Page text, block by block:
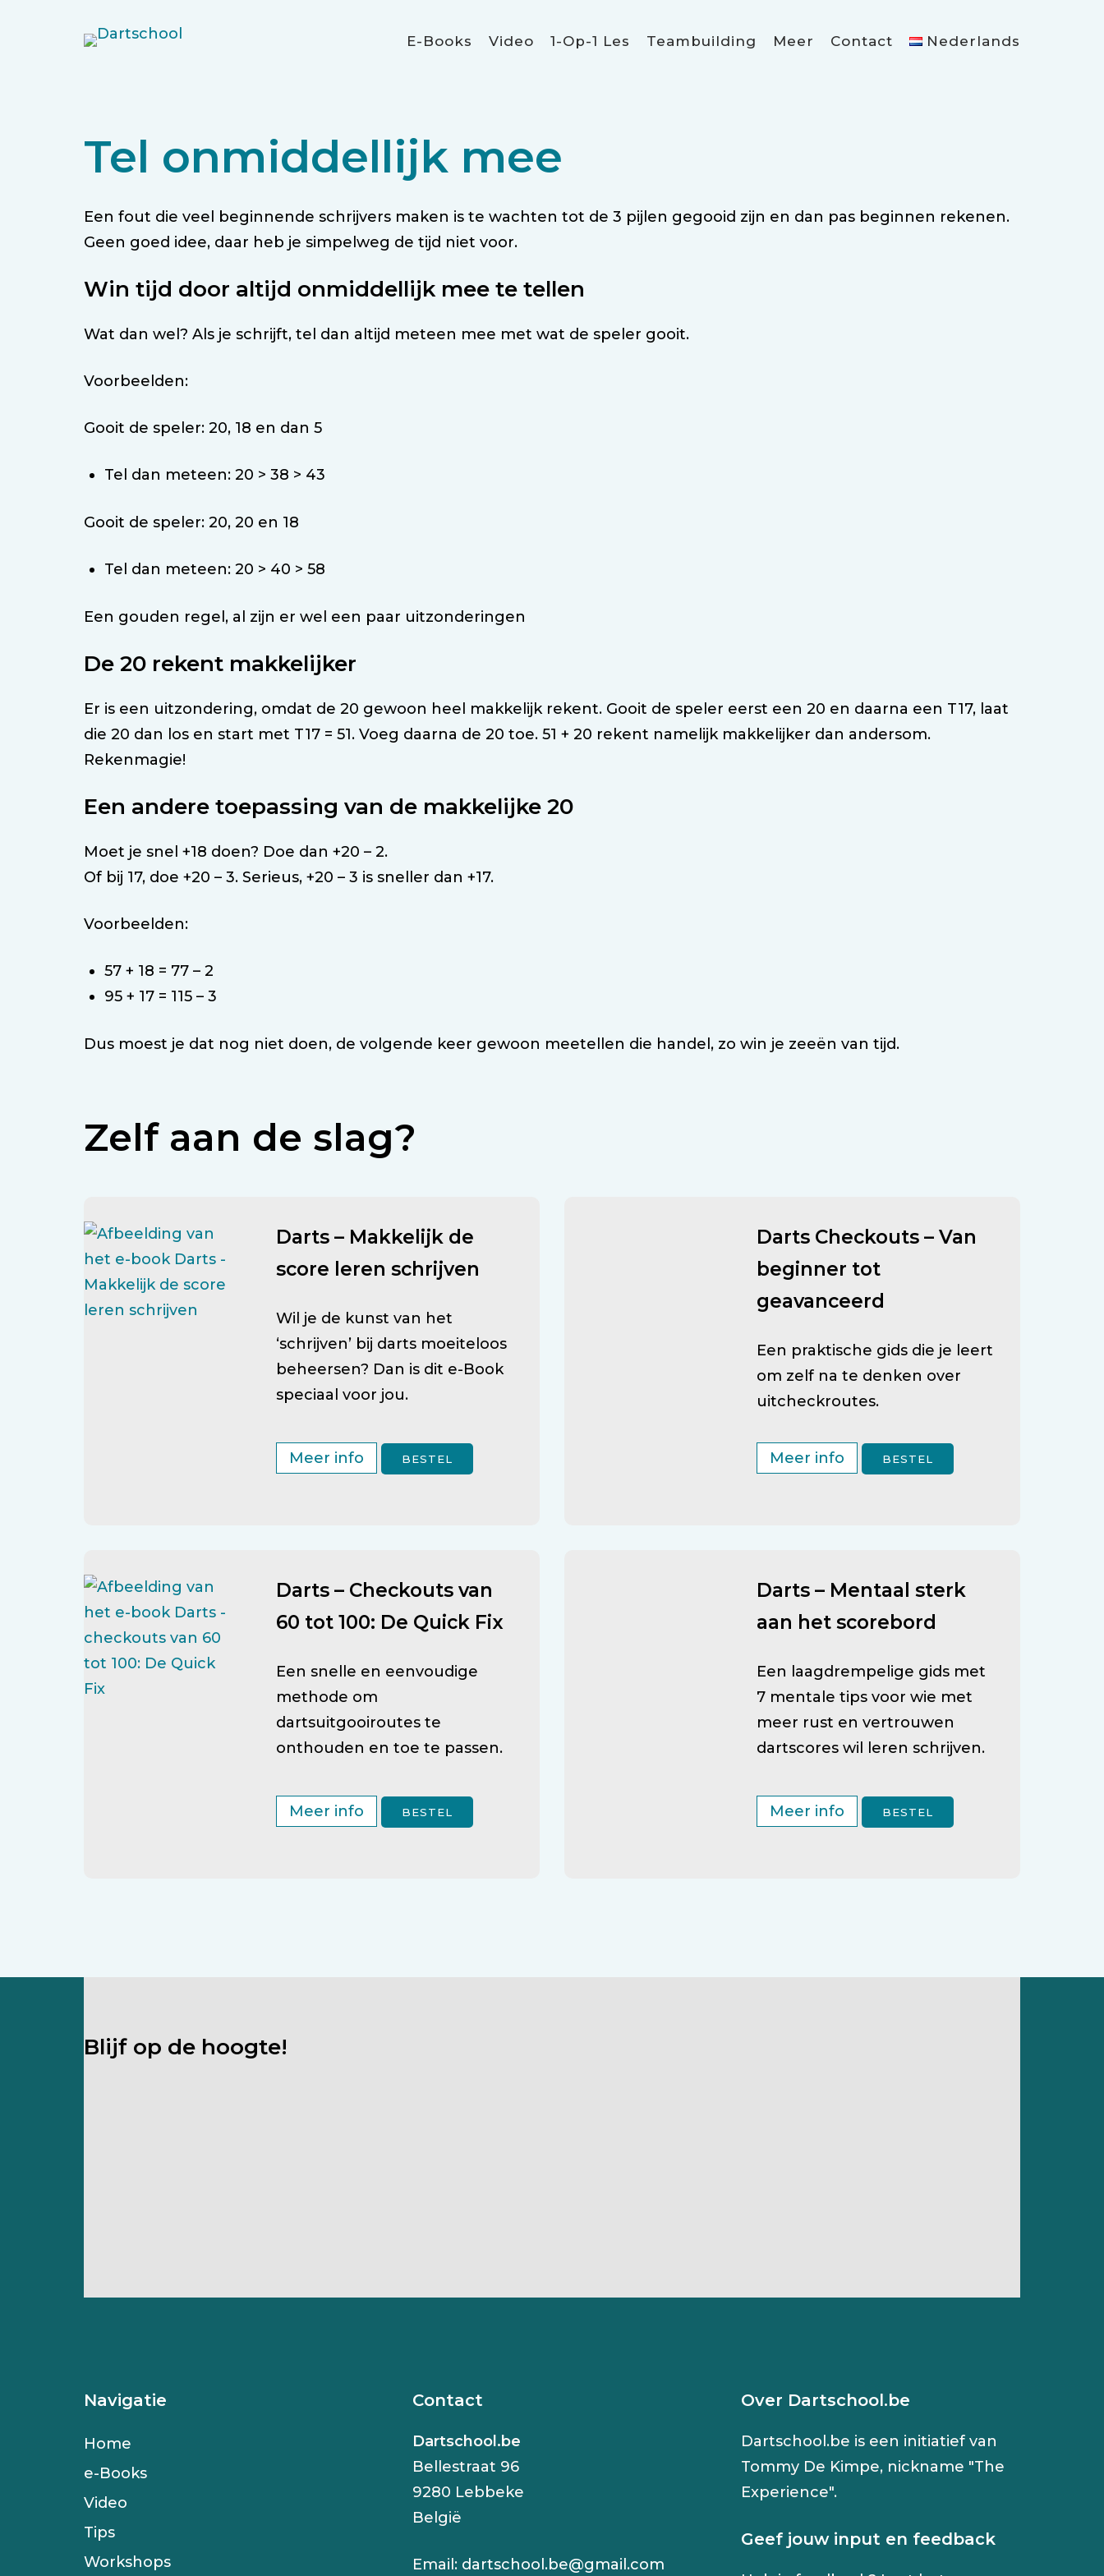
E-Books Video 1-Op-1 Les Teambuilding Meer Contact Nederlands
Tel onmiddellijk mee
Een fout die veel beginnende schrijvers maken is te wachten tot de 3 pijlen gegooid zijn en dan pas beginnen rekenen.
Geen goed idee, daar heb je simpelweg de tijd niet voor.
Win tijd door altijd onmiddellijk mee te tellen
Wat dan wel? Als je schrijft, tel dan altijd meteen mee met wat de speler gooit.
Voorbeelden:
Gooit de speler: 20, 18 en dan 5
Tel dan meteen: 20 > 38 > 43
Gooit de speler: 20, 20 en 18
Tel dan meteen: 20 > 40 > 58
Een gouden regel, al zijn er wel een paar uitzonderingen
De 20 rekent makkelijker
Er is een uitzondering, omdat de 20 gewoon heel makkelijk rekent. Gooit de speler eerst een 20 en daarna een T17, laat
die 20 dan los en start met T17 = 51. Voeg daarna de 20 toe. 51 + 20 rekent namelijk makkelijker dan andersom.
Rekenmagie!
Een andere toepassing van de makkelijke 20
Moet je snel +18 doen? Doe dan +20 – 2.
Of bij 17, doe +20 – 3. Serieus, +20 – 3 is sneller dan +17.
Voorbeelden:
57 + 18 = 77 – 2
95 + 17 = 115 – 3
Dus moest je dat nog niet doen, de volgende keer gewoon meetellen die handel, zo win je zeeën van tijd.
Zelf aan de slag?
Darts – Makkelijk de
score leren schrijven
Wil je de kunst van het
‘schrijven’ bij darts moeiteloos
beheersen? Dan is dit e-Book
speciaal voor jou.
Meer info BESTEL
Darts Checkouts – Van
beginner tot
geavanceerd
Een praktische gids die je leert
om zelf na te denken over
uitcheckroutes.
Meer info BESTEL
Darts – Checkouts van
60 tot 100: De Quick Fix
Een snelle en eenvoudige
methode om
dartsuitgooiroutes te
onthouden en toe te passen.
Meer info BESTEL
Darts – Mentaal sterk
aan het scorebord
Een laagdrempelige gids met
7 mentale tips voor wie met
meer rust en vertrouwen
dartscores wil leren schrijven.
Meer info BESTEL
Blijf op de hoogte!
Navigatie
Home
e-Books
Video
Tips
Workshops
Contact
Dartschool.be
Bellestraat 96
9280 Lebbeke
België
Email: dartschool.be@gmail.com
Over Dartschool.be
Dartschool.be is een initiatief van
Tommy De Kimpe, nickname "The
Experience".
Geef jouw input en feedback